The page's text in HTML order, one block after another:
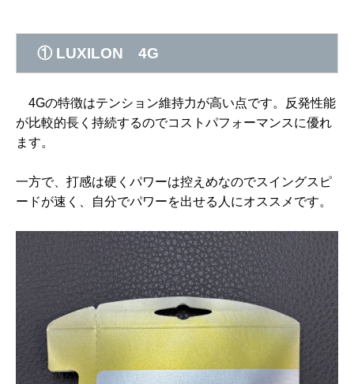
① LUXILON 4G
4Gの特徴はテンション維持力が高い点です。反発性能
が比較的長く持続するのでコストパフォーマンスに優れ
ます。
一方で、打感は硬くパワーは控えめなのでスイングスピ
ードが速く、自分でパワーを出せる人にオススメです。